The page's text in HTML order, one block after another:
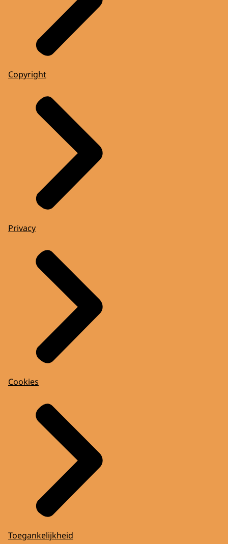
Copyright
Privacy
Cookies
Toegankelijkheid